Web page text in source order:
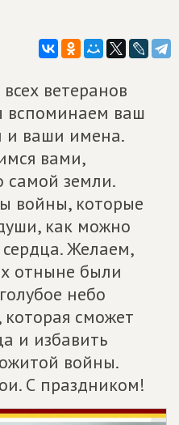
ветеранов
вспоминаем ваш
и ваши имена.
вами,
самой земли.
войны, которые
как можно
Желаем,
отныне были
небо
сможет
и избавить
войны.
С праздником!